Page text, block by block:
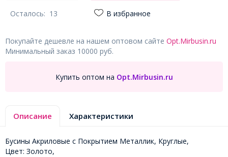
Осталось: 13 В избранное
Покупайте дешевле на нашем оптовом сайте Opt.Mirbusin.ru
Минимальный заказ 10000 руб.
Купить оптом на Opt.Mirbusin.ru
Описание Характеристики
Бусины Акриловые с Покрытием Металлик, Круглые,
Цвет: Золото,